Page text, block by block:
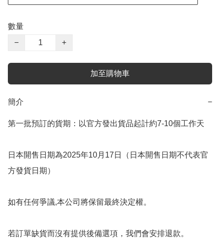
數量
−
+
加至購物車
簡介 −
第一批預訂的貨期：以官方發出貨品起計約7-10個工作天
日本開售日期為2025年10月17日（日本開售日期不代表官
方發貨日期）
如有任何爭議,本公司將保留最終決定權。
若訂單缺貨而沒有提供後備選項，我們會安排退款。